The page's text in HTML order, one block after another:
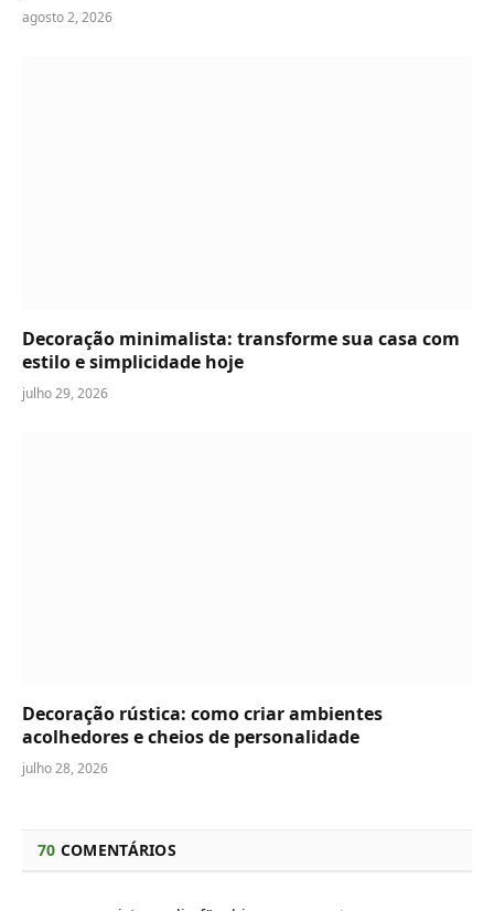
agosto 2, 2026
Decoração minimalista: transforme sua casa com
estilo e simplicidade hoje
julho 29, 2026
Decoração rústica: como criar ambientes
acolhedores e cheios de personalidade
julho 28, 2026
70 COMENTÁRIOS